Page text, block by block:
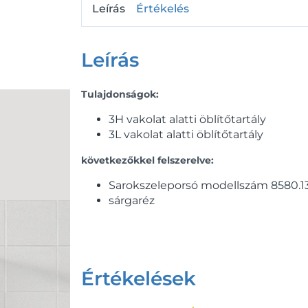
Leírás Értékelés
Leírás
Tulajdonságok:
3H vakolat alatti öblítőtartály
3L vakolat alatti öblítőtartály
következőkkel felszerelve:
Sarokszeleporsó modellszám
sárgaréz
Értékelések